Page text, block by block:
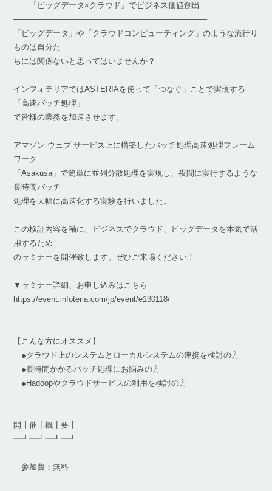
『ビッグデータ×クラウド』でビジネス価値創出
————————————————————————–
「ビッグデータ」や「クラウドコンピューティング」のような流行り
ものは自分た
ちには関係ないと思ってはいませんか？
インフォテリアではASTERIAを使って「つなぐ」ことで実現する
「高速バッチ処理」
で皆様の業務を加速させます。
アマゾン ウェブ サービス上に構築したバッチ処理高速処理フレーム
ワーク
「Asakusa」で簡単に並列分散処理を実現し、夜間に実行するような
長時間バッチ
処理を大幅に高速化する実験を行いました。
この検証内容を軸に、ビジネスでクラウド、ビッグデータを本気で活
用するため
のセミナーを開催致します。ぜひご来場ください！
▼セミナー詳細、お申し込みはこちら
https://event.infoteria.com/jp/event/e130118/
【こんな方にオススメ】
●クラウド上のシステムとローカルシステムの連携を検討の方
●長時間かかるバッチ処理にお悩みの方
●Hadoopやクラウドサービスの利用を検討の方
開┃催┃概┃要┃
━┛━┛━┛━┛
参加費：無料